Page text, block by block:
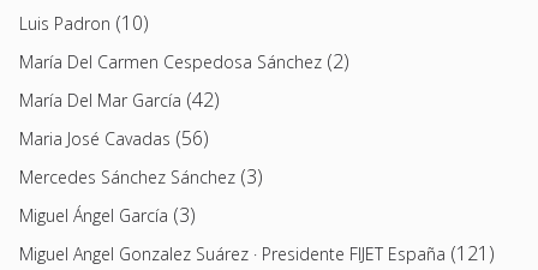
Luis Padron (10)
María Del Carmen Cespedosa Sánchez (2)
María Del Mar García (42)
Maria José Cavadas (56)
Mercedes Sánchez Sánchez (3)
Miguel Ángel García (3)
Miguel Angel Gonzalez Suárez · Presidente FIJET España (121)